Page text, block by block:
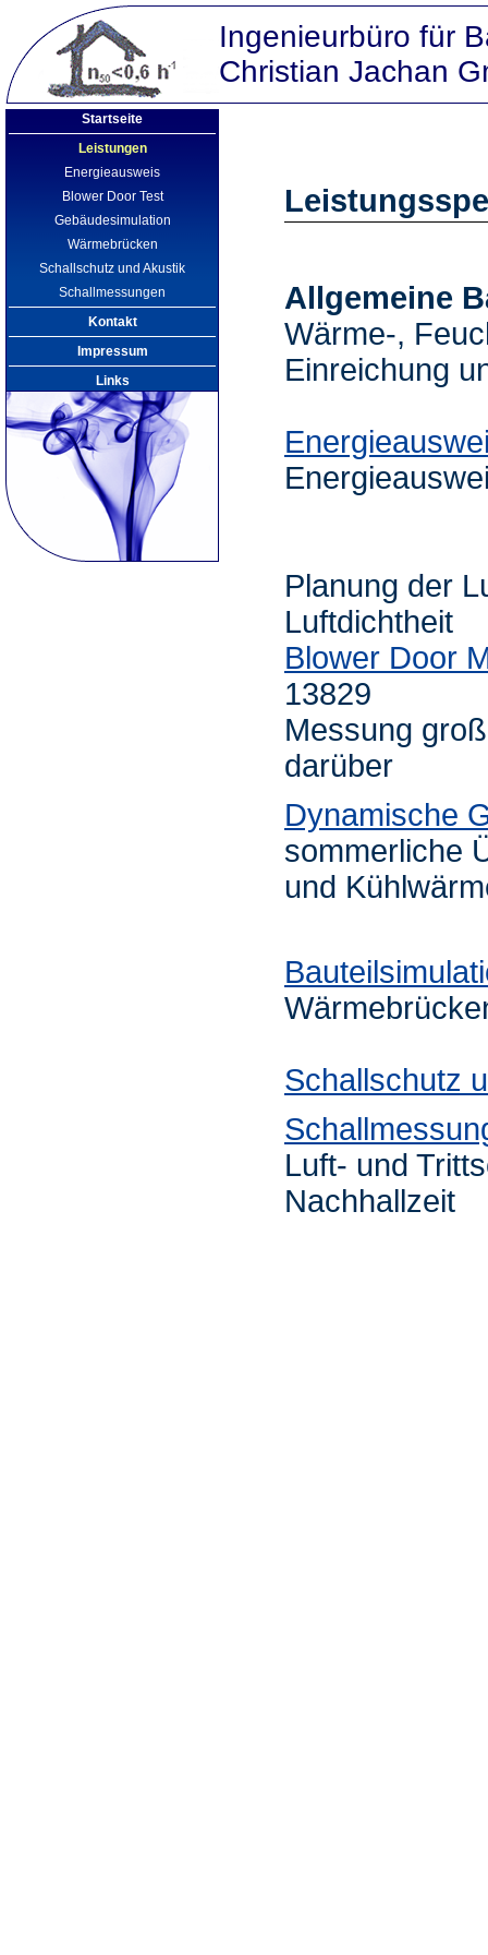
Ingenieurbüro für
Christian Jachan
Startseite
Leistungen
Energieausweis
Blower Door Test
Gebäudesimulation
Wärmebrücken
Schallschutz und Akustik
Schallmessungen
Kontakt
Impressum
Links
Allgemeine
Wärme-,
Einreichung
Planung der
Luftdichtheit
Blower Door
13829
Messung
darüber
Dynamische
sommerliche
und
Schallschutz
Luft- und
Nachhallzeit